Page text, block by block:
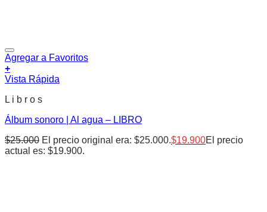
Agregar a Favoritos
+
Vista Rápida
L i b r o s
Álbum sonoro | Al agua – LIBRO
$25.000 El precio original era: $25.000.$19.900El precio
actual es: $19.900.